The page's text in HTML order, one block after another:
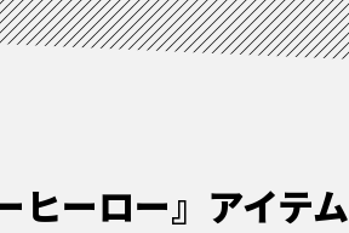
ヒーロー』アイテ